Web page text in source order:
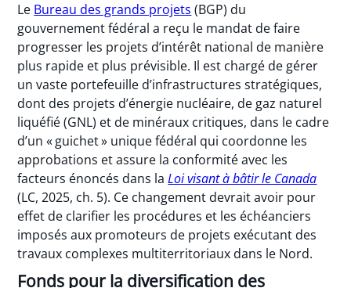
Le Bureau des grands projets (BGP) du
gouvernement fédéral a reçu le mandat de faire
progresser les projets d’intérêt national de manière
plus rapide et plus prévisible. Il est chargé de gérer
un vaste portefeuille d’infrastructures stratégiques,
dont des projets d’énergie nucléaire, de gaz naturel
liquéfié (GNL) et de minéraux critiques, dans le cadre
d’un « guichet » unique fédéral qui coordonne les
approbations et assure la conformité avec les
facteurs énoncés dans laLoi visant à bâtir le Canada
(LC, 2025, ch. 5). Ce changement devrait avoir pour
effet de clarifier les procédures et les échéanciers
imposés aux promoteurs de projets exécutant des
travaux complexes multiterritoriaux dans le Nord.
Fonds pour la diversification des